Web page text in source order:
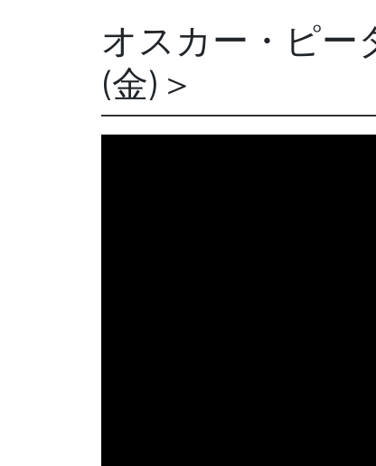
オスカー・ピー
(金)＞